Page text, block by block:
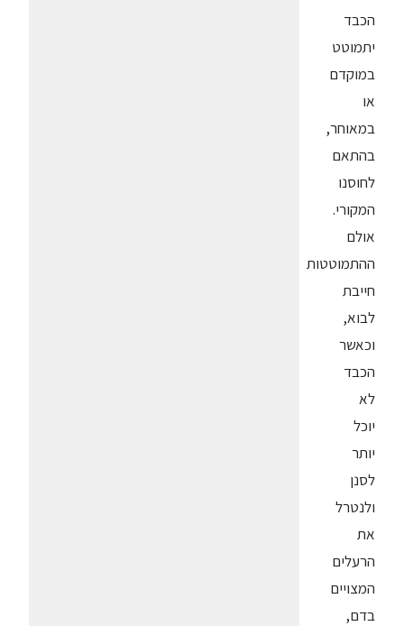
הכבד
יתמוטט
במוקדם
או
במאוחר,
בהתאם
לחוסנו
המקורי.
אולם
ההתמוטטות
חייבת
לבוא,
וכאשר
הכבד
לא
יוכל
יותר
לסנן
ולנטרל
את
הרעלים
המצויים
בדם,